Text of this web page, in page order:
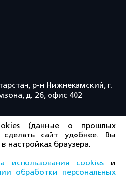
р-н Нижнекамский, г.
д. 26, офис 402
2026 / Все права
(данные о прошлых
сделать сайт удобнее. Вы
настройках браузера.
использования cookies и
обработки персональных